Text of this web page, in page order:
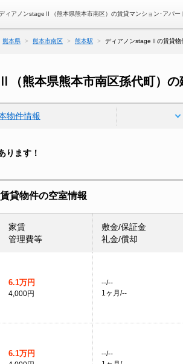
ィアノンstageⅡ（熊本県熊本市南区）の賃貸マンション･アパー
熊本県 熊本市南区 熊本駅 ディアノンstageⅡの賃貸物
（熊本県熊本市南区孫代町）の
物件情報
ります！
貸物件の空室情報
家賃
管理費等
敷金/保証金
礼金/償却
6.1万円
4,000円
--/--
1ヶ月/--
6.1万円
--/--